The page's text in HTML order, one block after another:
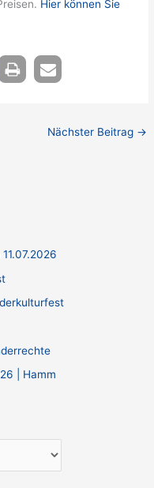
Hier können Sie
Nächster Beitrag →
| Hamm